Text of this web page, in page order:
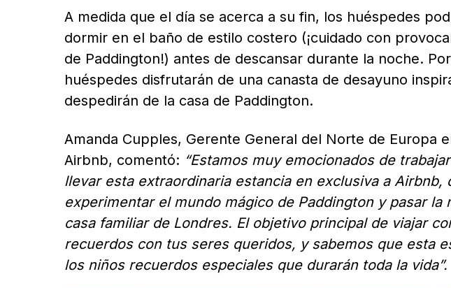
A medida que el día se acerca a su fin, los huéspedes
dormir en el baño de estilo costero (¡cuidado con
de Paddington!) antes de descansar durante la noche.
huéspedes disfrutarán de una canasta de desayuno
despedirán de la casa de Paddington.
Amanda Cupples, Gerente General del Norte de Europa
Airbnb, comentó: “Estamos muy emocionados de
llevar esta extraordinaria estancia en exclusiva a Airbnb,
experimentar el mundo mágico de Paddington y pasar la
casa familiar de Londres. El objetivo principal de viajar
recuerdos con tus seres queridos, y sabemos que esta
los niños recuerdos especiales que durarán toda la vida”.